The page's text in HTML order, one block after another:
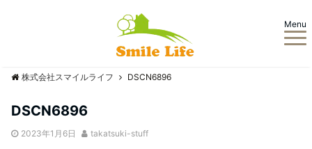
Menu
株式会社スマイルライフ DSCN6896
DSCN6896
2023年1月6日 takatsuki-stuff